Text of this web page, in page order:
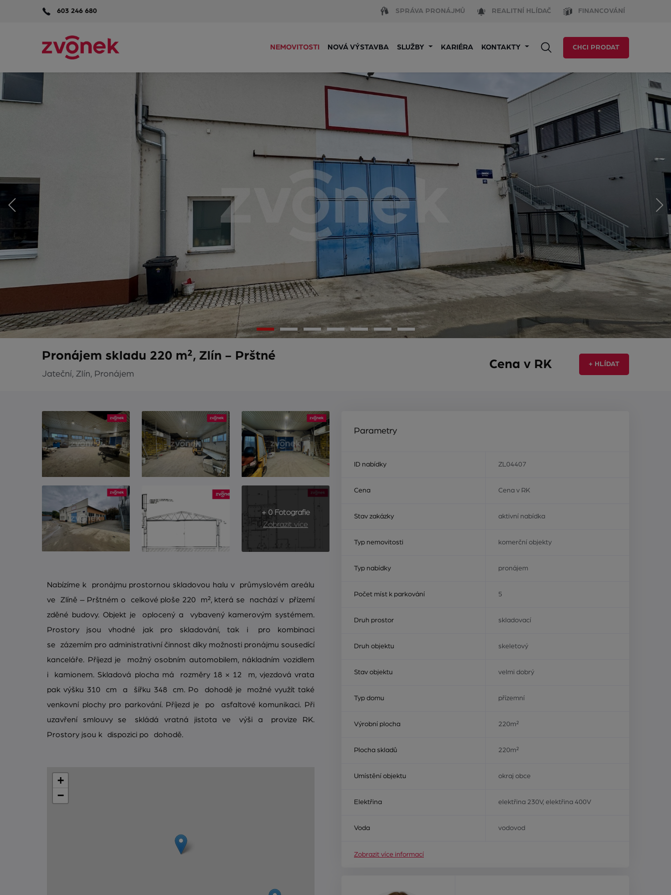
603 246 680 SPRÁVA PRONÁJMŮ REALITNÍ HLÍDAČ FINANCOVÁNÍ
NEMOVITOSTI NOVÁ VÝSTAVBA SLUŽBY KARIÉRA KONTAKTY CHCI PRODAT
Pronájem skladu 220 m², Zlín - Prštné
Jateční, Zlín, Pronájem
Cena v RK + HLÍDAT
+ 0 Fotografie
Zobrazit více
Nabízíme k pronájmu prostornou skladovou halu v průmyslovém areálu
ve Zlíně – Prštném o celkové ploše 220 m², která se nachází v přízemí
zděné budovy. Objekt je oplocený a vybavený kamerovým systémem.
Prostory jsou vhodné jak pro skladování, tak i pro kombinaci
se zázemím pro administrativní činnost díky možnosti pronájmu sousedící
kanceláře. Příjezd je možný osobním automobilem, nákladním vozidlem
i kamionem. Skladová plocha má rozměry 18 × 12 m, vjezdová vrata
pak výšku 310 cm a šířku 348 cm. Po dohodě je možné využít také
venkovní plochy pro parkování. Příjezd je po asfaltové komunikaci. Při
uzavření smlouvy se skládá vratná jistota ve výši a provize RK.
Prostory jsou k dispozici po dohodě.
+
−
Parametry
ID nabídky ZL04407
Cena Cena v RK
Stav zakázky aktivní nabídka
Typ nemovitosti komerční objekty
Typ nabídky pronájem
Počet míst k parkování 5
Druh prostor skladovací
Druh objektu skeletový
Stav objektu velmi dobrý
Typ domu přízemní
Výrobní plocha 220m²
Plocha skladů 220m²
Umístění objektu okraj obce
Elektřina elektřina 230V, elektřina 400V
Voda vodovod
Zobrazit více informací